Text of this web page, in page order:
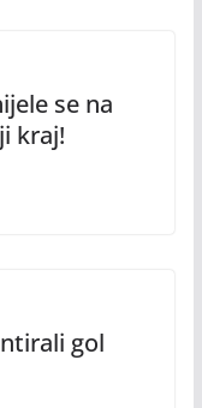
se na
kraj!
gol